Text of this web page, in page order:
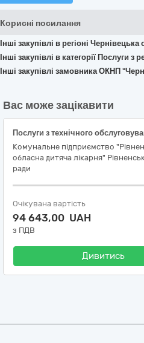
Корисні посилання
Інші закупівлі в регіоні Чернівецька
Інші закупівлі в категорії Послуги
Інші закупівлі замовника ОКНП
Вас може зацікавити
Комунальне підприємство
обласна дитяча лікарня"
ради
Очікувана вартість
94 643,00 UAH
з ПДВ
Дивитись